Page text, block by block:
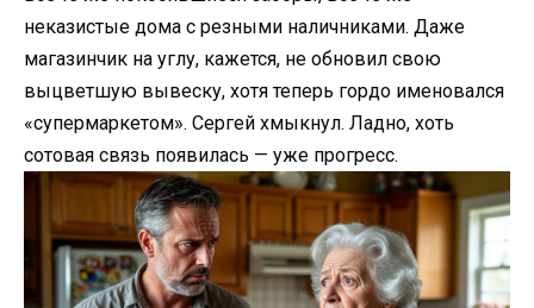
неказистые дома с резными наличниками. Даже
магазинчик на углу, кажется, не обновил свою
выцветшую вывеску, хотя теперь гордо именовался
«супермаркетом». Сергей хмыкнул. Ладно, хоть
сотовая связь появилась — уже прогресс.